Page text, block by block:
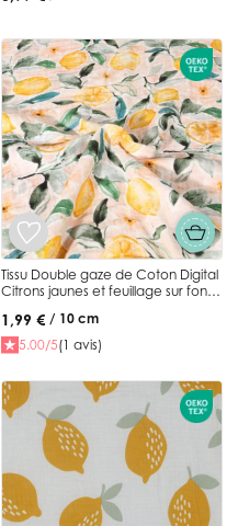
Tissu Double gaze de Coton Digital
Citrons jaunes et feuillage sur fond
1,99 € / 10 cm
5.00/5(1 avis)